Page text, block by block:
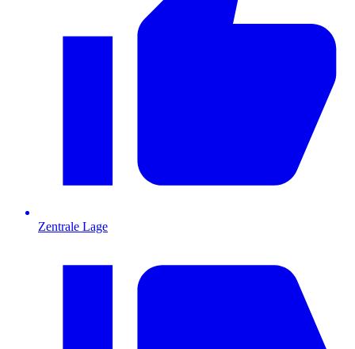
Zentrale Lage